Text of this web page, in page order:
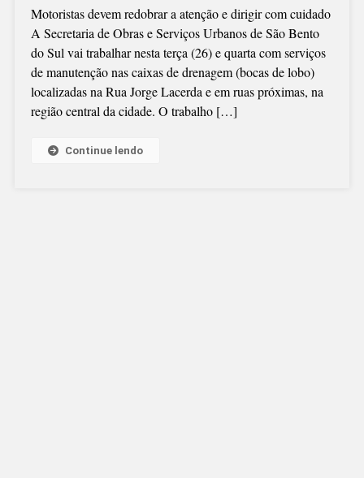
Motoristas devem redobrar a atenção e dirigir com cuidado
A Secretaria de Obras e Serviços Urbanos de São Bento
do Sul vai trabalhar nesta terça (26) e quarta com serviços
de manutenção nas caixas de drenagem (bocas de lobo)
localizadas na Rua Jorge Lacerda e em ruas próximas, na
região central da cidade. O trabalho […]
Continue lendo